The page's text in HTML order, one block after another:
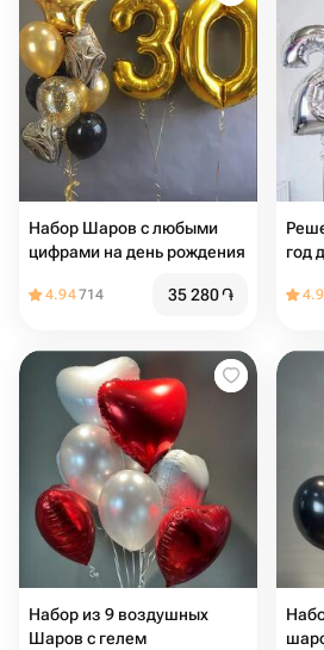
Набор Шаров с любыми
цифрами на день рождения
4.94714 35 280֏
год
Набор из 9 воздушных
Шаров с гелем